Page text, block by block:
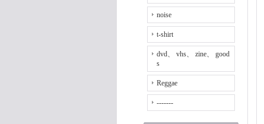
noise
t-shirt
dvd、 vhs、 zine、 good
s
Reggae
-------